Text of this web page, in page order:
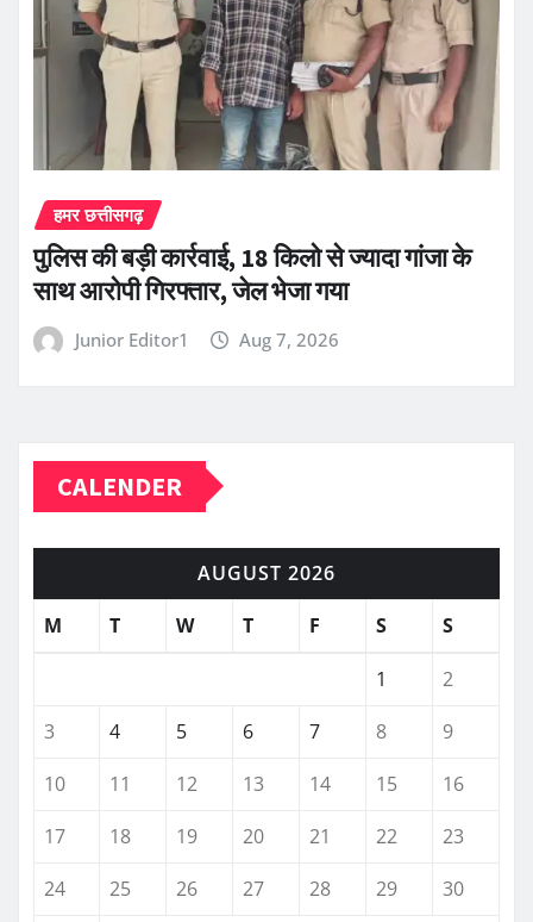
हमर छत्तीसगढ़
पुलिस की बड़ी कार्रवाई, 18 किलो से ज्यादा गांजा के
साथ आरोपी गिरफ्तार, जेल भेजा गया
Junior Editor1 Aug 7, 2026
CALENDER
AUGUST 2026
M
T W T F S S
1
2
3
4 5 6 7 8
9
10
11 12 13 14 15
16
17
18 19 20 21 22
23
24
25 26 27 28 29
30